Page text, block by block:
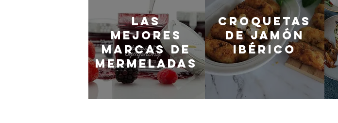
LaS
MEJORES
marcas de
mermeladas
Croquetas
de jamón
ibérico